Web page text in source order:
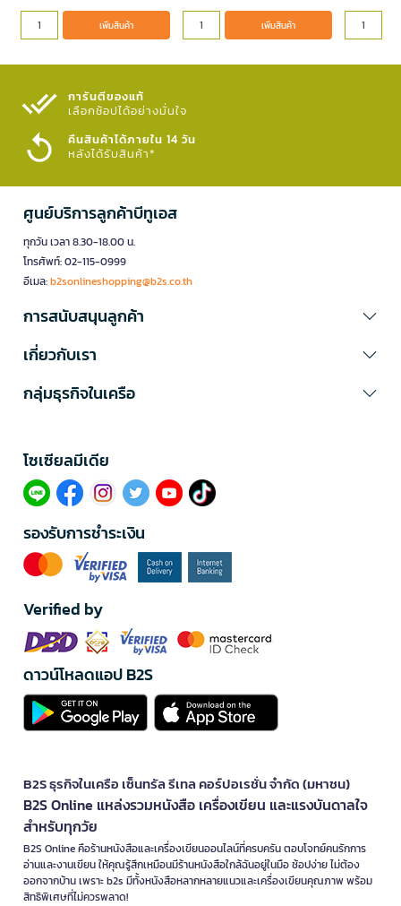
เพิ่มสินค้า เพิ่มสินค้า
การันตีของแท้
เลือกช้อปได้อย่างมั่นใจ​
คืนสินค้าได้ภายใน 14 วัน
หลังได้รับสินค้า*
ศูนย์บริการลูกค้าบีทูเอส
ทุกวัน เวลา 8.30-18.00 น.
โทรศัพท์: 02-115-0999
อีเมล:b2sonlineshopping@b2s.co.th
การสนับสนุนลูกค้า
เกี่ยวกับเรา
กลุ่มธุรกิจในเครือ
โซเซียลมีเดีย​
รองรับการชำระเงิน
Verified by
ดาวน์โหลดแอป B2S
B2S ธุรกิจในเครือ เซ็นทรัล รีเทล คอร์ปอเรชั่น จำกัด (มหาชน)
B2S Online แหล่งรวมหนังสือ เครื่องเขียน และแรงบันดาลใจ
สำหรับทุกวัย
B2S Online คือร้านหนังสือและเครื่องเขียนออนไลน์ที่ครบครัน ตอบโจทย์คนรักการ
อ่านและงานเขียน ให้คุณรู้สึกเหมือนมีร้านหนังสือใกล้ฉันอยู่ในมือ ช้อปง่าย ไม่ต้อง
ออกจากบ้าน เพราะ b2s มีทั้งหนังสือหลากหลายแนวและเครื่องเขียนคุณภาพ พร้อม
สิทธิพิเศษที่ไม่ควรพลาด!